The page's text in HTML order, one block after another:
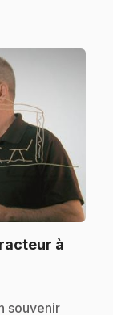
à
souvenir